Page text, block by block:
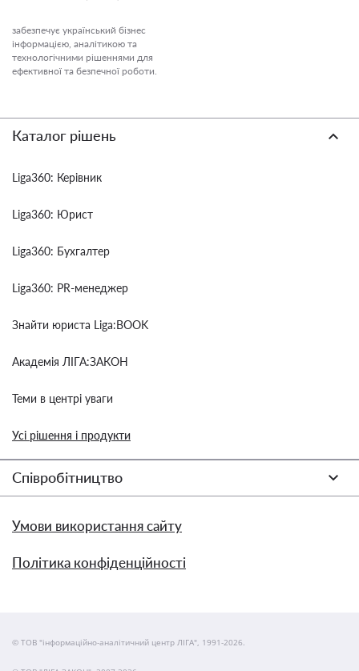
забезпечує український бізнес
інформацією, аналітикою та
технологічними рішеннями для
ефективної та безпечної роботи.
Каталог рішень
Liga360: Керівник
Liga360: Юрист
Liga360: Бухгалтер
Liga360: PR-менеджер
Знайти юриста Liga:BOOK
Академія ЛІГА:ЗАКОН
Теми в центрі уваги
Усі рішення і продукти
Співробітництво
Умови використання сайту
Політика конфіденційності
© ТОВ "інформаційно-аналітичний центр ЛІГА", 1991-2026.